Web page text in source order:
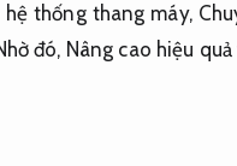
hệ thống thang máy,
đó, Nâng cao hiệu